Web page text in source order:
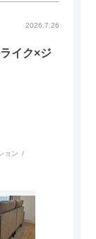
2026.7.26
イク×ジ
ョン